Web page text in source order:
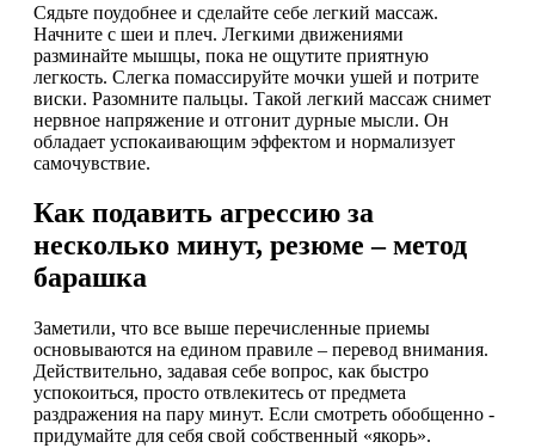
Сядьте поудобнее и сделайте себе легкий массаж.
Начните с шеи и плеч. Легкими движениями
разминайте мышцы, пока не ощутите приятную
легкость. Слегка помассируйте мочки ушей и потрите
виски. Разомните пальцы. Такой легкий массаж снимет
нервное напряжение и отгонит дурные мысли. Он
обладает успокаивающим эффектом и нормализует
самочувствие.
Как подавить агрессию за
несколько минут, резюме – метод
барашка
Заметили, что все выше перечисленные приемы
основываются на едином правиле – перевод внимания.
Действительно, задавая себе вопрос, как быстро
успокоиться, просто отвлекитесь от предмета
раздражения на пару минут. Если смотреть обобщенно -
придумайте для себя свой собственный «якорь».